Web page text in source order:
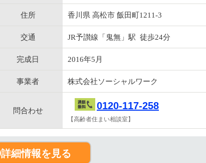
住所 香川県 高松市 飯田町1211-3
交通 JR予讃線「鬼無」駅 徒歩24分
完成日 2016年5月
事業者 株式会社ソーシャルワーク
問合わせ 0120-117-258
【高齢者住まい相談室】
詳細情報を見る